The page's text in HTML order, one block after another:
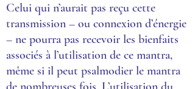
Celui qui n’aurait pas reçu cette
transmission – ou connexion d’énergie
– ne pourra pas recevoir les bienfaits
associés à l’utilisation de ce mantra,
même si il peut psalmodier le mantra